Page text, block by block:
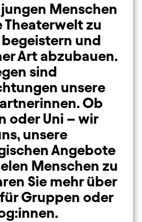
jungen Menschen
Theaterwelt zu
und
Art abzubauen.
sind
unsere
Ob
oder Uni – wir
unsere
Angebote
Menschen zu
Sie mehr über
Gruppen oder